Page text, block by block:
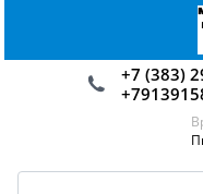
+7 (383)